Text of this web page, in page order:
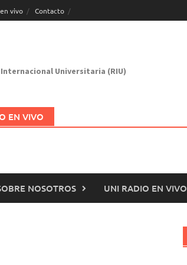
vivo Contacto
Internacional Universitaria (RIU)
EN VIVO
NOSOTROS UNI RADIO EN VIVO